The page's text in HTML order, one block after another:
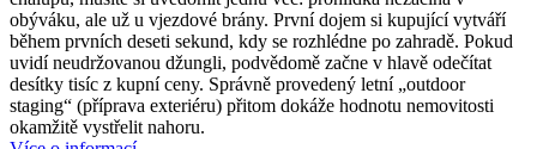
obýváku, ale už u vjezdové brány. První dojem si kupující vytváří
během prvních deseti sekund, kdy se rozhlédne po zahradě. Pokud
uvidí neudržovanou džungli, podvědomě začne v hlavě odečítat
desítky tisíc z kupní ceny. Správně provedený letní „outdoor
staging“ (příprava exteriéru) přitom dokáže hodnotu nemovitosti
okamžitě vystřelit nahoru.